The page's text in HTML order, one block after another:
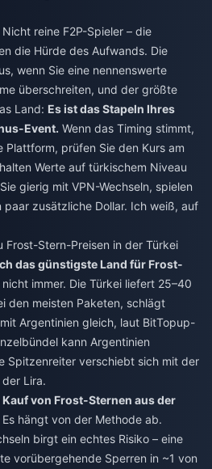
reine F2P-Spieler – die
die Hürde des Aufwands. Die
wenn Sie eine nennenswerte
überschreiten, und der größte
Land: Es ist das Stapeln Ihres
Event. Wenn das Timing stimmt,
Plattform, prüfen Sie den Kurs am
Werte auf türkischem Niveau
gierig mit VPN-Wechseln, spielen
paar zusätzliche Dollar. Ich weiß, auf
Frost-Stern-Preisen in der Türkei
das günstigste Land für Frost-
immer. Die Türkei liefert 25–40
den meisten Paketen, schlägt
Argentinien gleich, laut BitTopup-
kann Argentinien
Spitzenreiter verschiebt sich mit der
Lira.
von Frost-Sternen aus der
Es hängt von der Methode ab.
birgt ein echtes Risiko – eine
vorübergehende Sperren in ~1 von